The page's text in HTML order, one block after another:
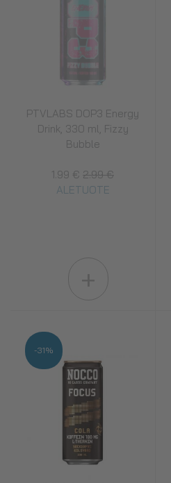
PTVLABS DOP3 Energy
Drink, 330 ml, Fizzy
Bubble
1.99 € 2.99 €
ALETUOTE
-31%